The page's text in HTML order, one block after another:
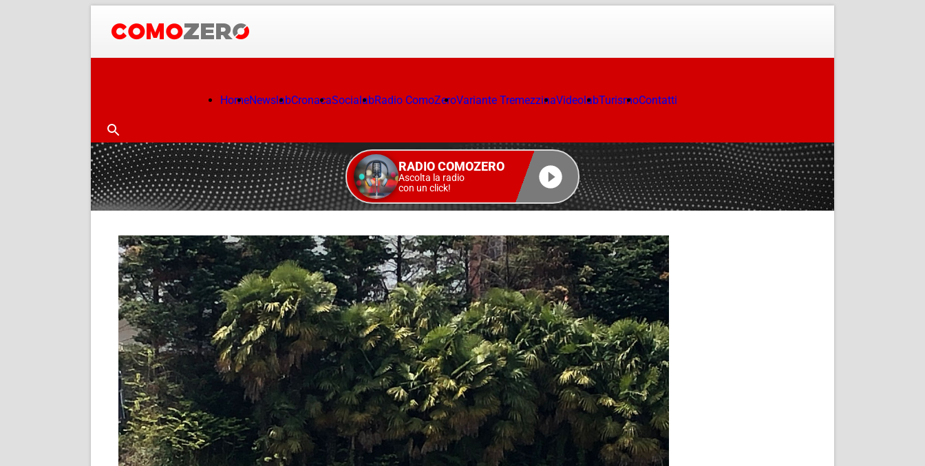
HomeNewslabCronacaSocialabRadio ComoZeroVariante TremezzinaVideolabTurismoContatti
RADIO COMOZERO
Ascolta la radio
con un click!